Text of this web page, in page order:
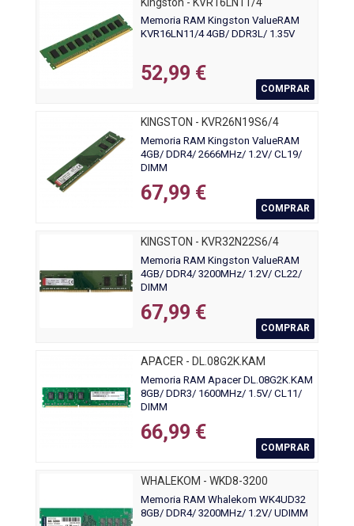
Kingston - KVR16LN11/4
Memoria RAM Kingston ValueRAM
KVR16LN11/4 4GB/ DDR3L/ 1.35V
52,99 €
COMPRAR
KINGSTON - KVR26N19S6/4
Memoria RAM Kingston ValueRAM
4GB/ DDR4/ 2666MHz/ 1.2V/ CL19/
DIMM
67,99 €
COMPRAR
KINGSTON - KVR32N22S6/4
Memoria RAM Kingston ValueRAM
4GB/ DDR4/ 3200MHz/ 1.2V/ CL22/
DIMM
67,99 €
COMPRAR
APACER - DL.08G2K.KAM
Memoria RAM Apacer DL.08G2K.KAM
8GB/ DDR3/ 1600MHz/ 1.5V/ CL11/
DIMM
66,99 €
COMPRAR
WHALEKOM - WKD8-3200
Memoria RAM Whalekom WK4UD32
8GB/ DDR4/ 3200MHz/ 1.2V/ UDIMM